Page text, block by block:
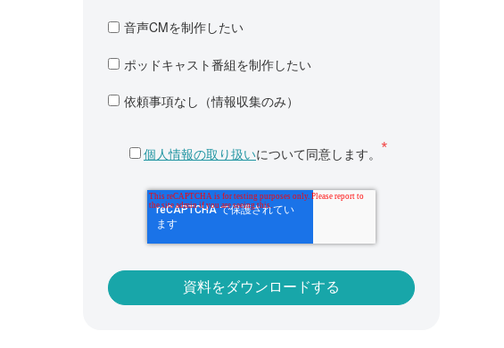
音声CMを制作したい
ポッドキャスト番組を制作したい
依頼事項なし（情報収集のみ）
個人情報の取り扱いについて同意します。